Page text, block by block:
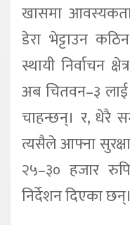
खासमा
डेरा भेट्टाउन
स्थायी निर्वाचन
अब चितवन–३ लाई
चाहन्छन्। र, धेरै
त्यसैले आफ्ना
२५–३० हजार
निर्देशन दिएका छन्।